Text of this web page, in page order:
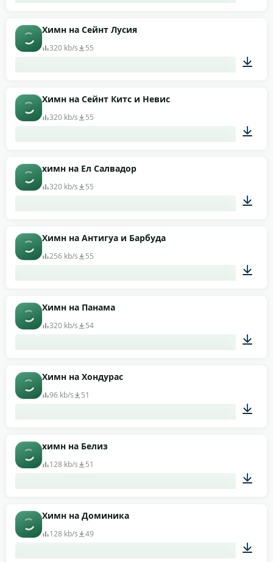
Химн на Сейнт Лусия
320 kb/s 55
Химн на Сейнт Китс и Невис
320 kb/s 55
химн на Ел Салвадор
320 kb/s 55
Химн на Антигуа и Барбуда
256 kb/s 55
Химн на Панама
320 kb/s 54
Химн на Хондурас
96 kb/s 51
химн на Белиз
128 kb/s 51
Химн на Доминика
128 kb/s 49